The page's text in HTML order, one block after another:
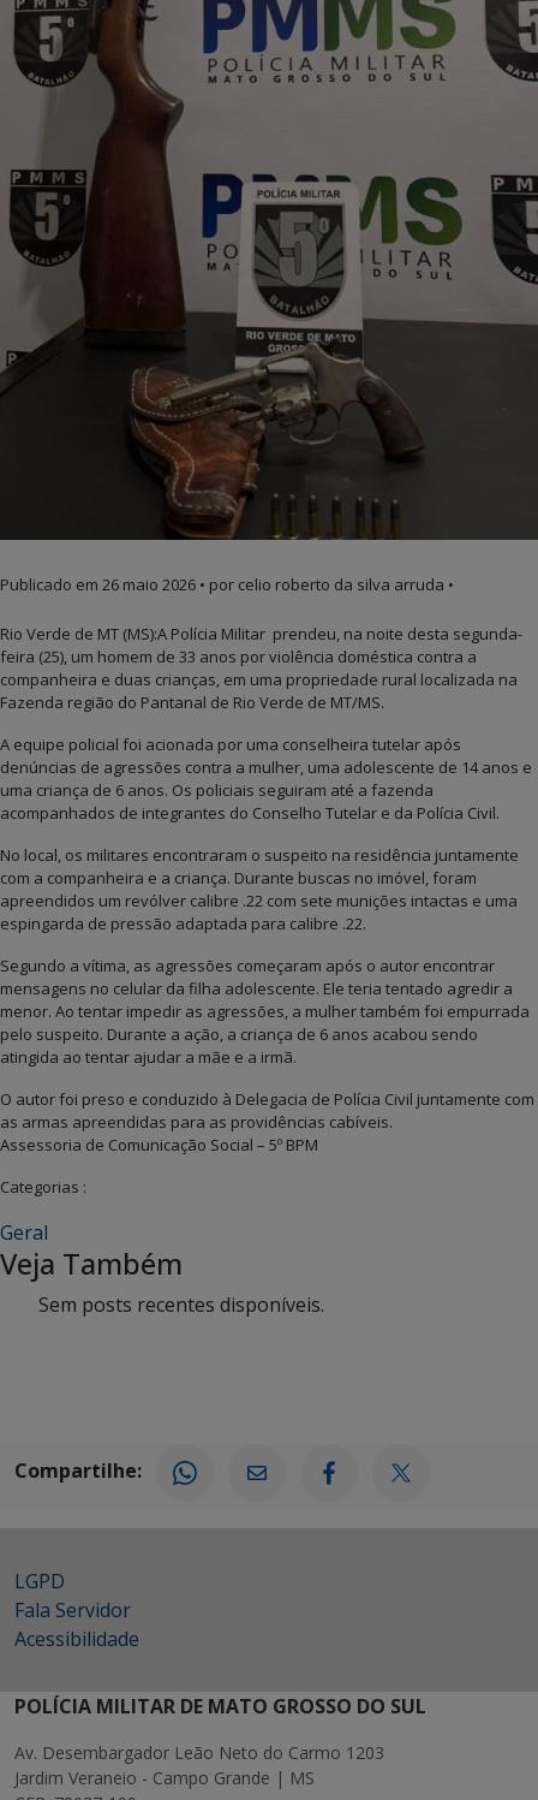
Publicado em 26 maio 2026 • por celio roberto da silva arruda •
Rio Verde de MT (MS):A Polícia Militar prendeu, na noite desta segunda-
feira (25), um homem de 33 anos por violência doméstica contra a
companheira e duas crianças, em uma propriedade rural localizada na
Fazenda região do Pantanal de Rio Verde de MT/MS.
A equipe policial foi acionada por uma conselheira tutelar após
denúncias de agressões contra a mulher, uma adolescente de 14 anos e
uma criança de 6 anos. Os policiais seguiram até a fazenda
acompanhados de integrantes do Conselho Tutelar e da Polícia Civil.
No local, os militares encontraram o suspeito na residência juntamente
com a companheira e a criança. Durante buscas no imóvel, foram
apreendidos um revólver calibre .22 com sete munições intactas e uma
espingarda de pressão adaptada para calibre .22.
Segundo a vítima, as agressões começaram após o autor encontrar
mensagens no celular da filha adolescente. Ele teria tentado agredir a
menor. Ao tentar impedir as agressões, a mulher também foi empurrada
pelo suspeito. Durante a ação, a criança de 6 anos acabou sendo
atingida ao tentar ajudar a mãe e a irmã.
O autor foi preso e conduzido à Delegacia de Polícia Civil juntamente com
as armas apreendidas para as providências cabíveis.
Assessoria de Comunicação Social – 5º BPM
Categorias :
Geral
Veja Também
Sem posts recentes disponíveis.
Compartilhe:
LGPD
Fala Servidor
Acessibilidade
POLÍCIA MILITAR DE MATO GROSSO DO SUL
Av. Desembargador Leão Neto do Carmo 1203
Jardim Veraneio - Campo Grande | MS